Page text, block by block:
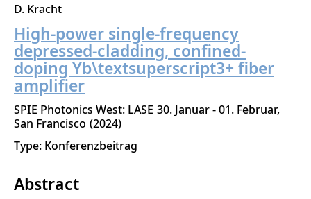
zum
Inhalt
D. Kracht
High-power single-frequency
depressed-cladding, confined-
doping Yb\textsuperscript3+ fiber
amplifier
SPIE Photonics West: LASE 30. Januar - 01. Februar
San Francisco 2024
Type: Konferenzbeitrag
Abstract